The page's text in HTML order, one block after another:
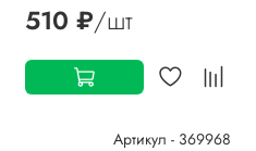
510 ₽/шт
Артикул - 369968